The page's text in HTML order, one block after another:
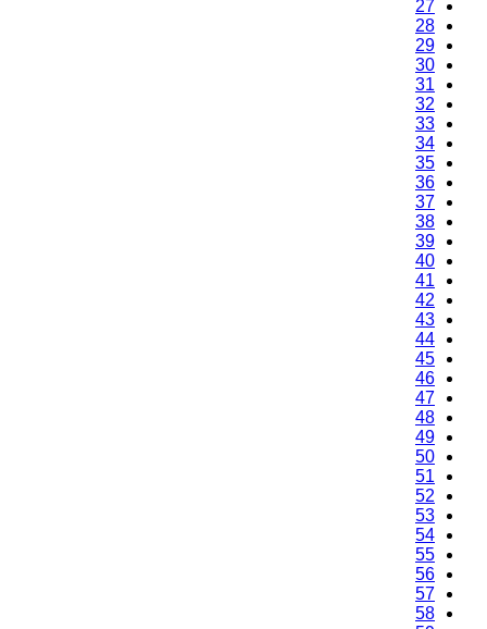
27
28
29
30
31
32
33
34
35
36
37
38
39
40
41
42
43
44
45
46
47
48
49
50
51
52
53
54
55
56
57
58